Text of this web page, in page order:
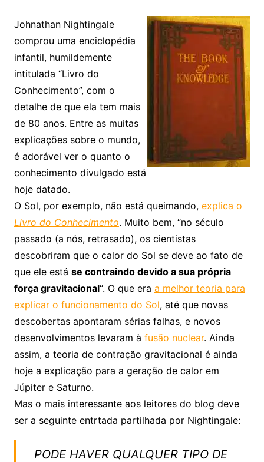
Johnathan Nightingale
comprou uma enciclopédia
infantil, humildemente
intitulada “Livro do
Conhecimento”, com o
detalhe de que ela tem mais
de 80 anos. Entre as muitas
explicações sobre o mundo,
é adorável ver o quanto o
conhecimento divulgado está
hoje datado.
O Sol, por exemplo, não está queimando, explica o
Livro do Conhecimento. Muito bem, “no século
passado (a nós, retrasado), os cientistas
descobriram que o calor do Sol se deve ao fato de
que ele está se contraindo devido a sua própria
força gravitacional“. O que era a melhor teoria para
explicar o funcionamento do Sol, até que novas
descobertas apontaram sérias falhas, e novos
desenvolvimentos levaram à fusão nuclear. Ainda
assim, a teoria de contração gravitacional é ainda
hoje a explicação para a geração de calor em
Júpiter e Saturno.
Mas o mais interessante aos leitores do blog deve
ser a seguinte entrtada partilhada por Nightingale:
PODE HAVER QUALQUER TIPO DE